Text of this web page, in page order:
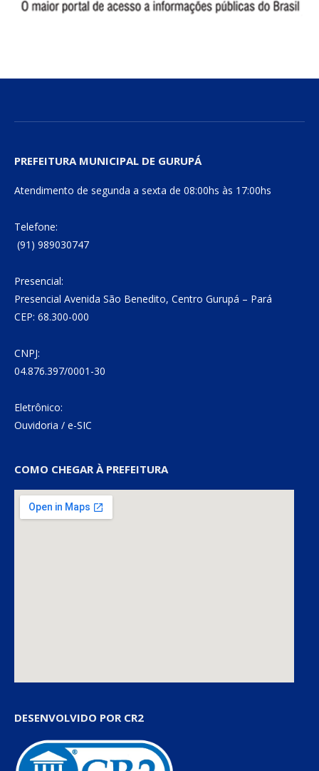
PREFEITURA MUNICIPAL DE GURUPÁ
Atendimento de segunda a sexta de 08:00hs às 17:00hs
Telefone:
(91) 989030747
Presencial:
Presencial Avenida São Benedito, Centro Gurupá – Pará
CEP: 68.300-000
CNPJ:
04.876.397/0001-30
Eletrônico:
Ouvidoria / e-SIC
COMO CHEGAR À PREFEITURA
DESENVOLVIDO POR CR2